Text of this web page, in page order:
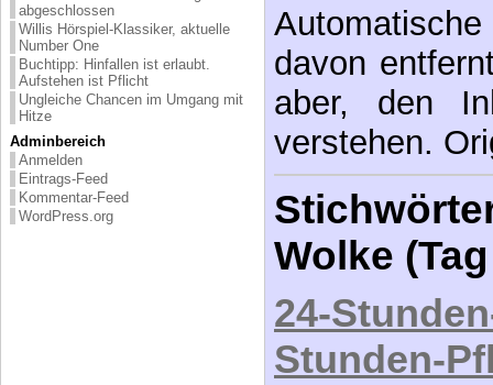
abgeschlossen
Willis Hörspiel-Klassiker, aktuelle
Number One
Buchtipp: Hinfallen ist erlaubt.
Aufstehen ist Pflicht
Ungleiche Chancen im Umgang mit
Hitze
Adminbereich
Anmelden
Eintrags-Feed
Kommentar-Feed
WordPress.org
davon
aber, den
verstehen.
Wolke
24-
Stunden-